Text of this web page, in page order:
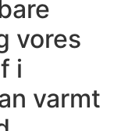
vores
i
varmt